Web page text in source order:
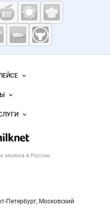
проекты
молокав России.
Петербург, Московский
данных
сырье